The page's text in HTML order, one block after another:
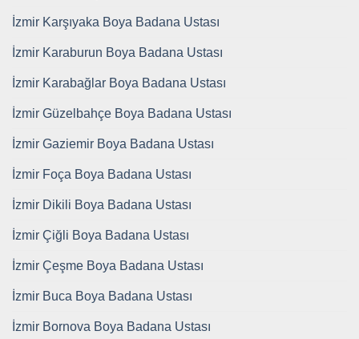
İzmir Karşıyaka Boya Badana Ustası
İzmir Karaburun Boya Badana Ustası
İzmir Karabağlar Boya Badana Ustası
İzmir Güzelbahçe Boya Badana Ustası
İzmir Gaziemir Boya Badana Ustası
İzmir Foça Boya Badana Ustası
İzmir Dikili Boya Badana Ustası
İzmir Çiğli Boya Badana Ustası
İzmir Çeşme Boya Badana Ustası
İzmir Buca Boya Badana Ustası
İzmir Bornova Boya Badana Ustası